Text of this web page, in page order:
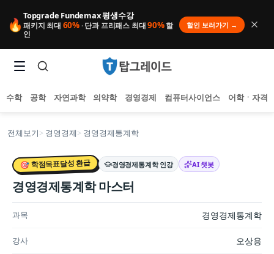
🔥
Topgrade Fundemax 평생수강
패키지 최대 60% · 단과 프리패스 최대90%할
인
할인 보러가기 →
인기 검색어
아직 집계된 인기 검색어가 없습니다.
추천 검색어
최근 검색어
최근 검색 내역이 없습니다.
수학 공학 자연과학 의약학 경영경제 컴퓨터사이언스 어학ㆍ자격
전체보기> 경영경제> 경영경제통계학
샘플 강의4개미리보기
🎯 학점목표달성 환급 경영경제통계학인강 AI 챗봇
경영경제통계학 마스터
과목 경영경제통계학
강사 오상용